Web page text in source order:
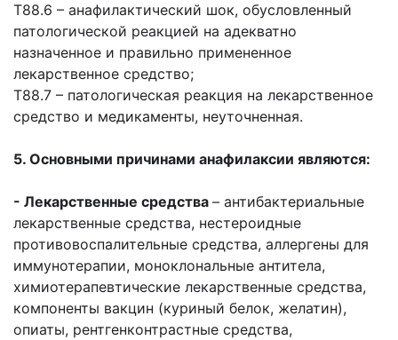
Т88.6 – анафилактический шок, обусловленный
патологической реакцией на адекватно
назначенное и правильно примененное
лекарственное средство;
Т88.7 – патологическая реакция на лекарственное
средство и медикаменты, неуточненная.
5. Основными причинами анафилаксии являются:
- Лекарственные средства – антибактериальные
лекарственные средства, нестероидные
противовоспалительные средства, аллергены для
иммунотерапии, моноклональные антитела,
химиотерапевтические лекарственные средства,
компоненты вакцин (куриный белок, желатин),
опиаты, рентгенконтрастные средства,